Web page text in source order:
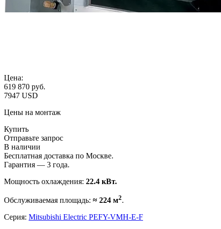
Цена:
619 870 руб.
7947 USD
Цены на монтаж
Купить
Отправьте запрос
В наличии
Бесплатная доставка по Москве.
Гарантия — 3 года.
Мощность охлаждения: 22.4 кВт.
Обслуживаемая площадь: ≈ 224 м2.
Серия: Mitsubishi Electric PEFY-VMH-E-F